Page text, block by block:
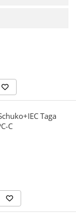
Taga
SP ETPC-C